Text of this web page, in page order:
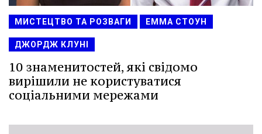
МИСТЕЦТВО ТА РОЗВАГИ ЕММА СТОУН
ДЖОРДЖ КЛУНІ
10 знаменитостей, які свідомо
вирішили не користуватися
соціальними мережами